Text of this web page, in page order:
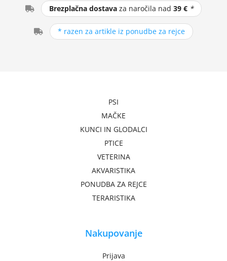
Brezplačna dostava za naročila nad39 € *
* razen za artikle iz ponudbe za rejce
PSI
MAČKE
KUNCI IN GLODALCI
PTICE
VETERINA
AKVARISTIKA
PONUDBA ZA REJCE
TERARISTIKA
Nakupovanje
Prijava